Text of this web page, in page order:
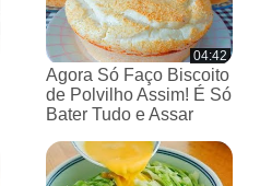
04:42
Agora Só Faço Biscoito
de Polvilho Assim! É Só
Bater Tudo e Assar